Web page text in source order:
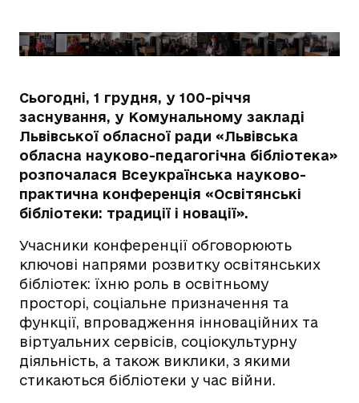
Сьогодні, 1 грудня, у 100-річчя
заснування, у Комунальному закладі
Львівської обласної ради «Львівська
обласна науково-педагогічна бібліотека»
розпочалася Всеукраїнська науково-
практична конференція «Освітянські
бібліотеки: традиції і новації».
Учасники конференції обговорюють
ключові напрями розвитку освітянських
бібліотек: їхню роль в освітньому
просторі, соціальне призначення та
функції, впровадження інноваційних та
віртуальних сервісів, соціокультурну
діяльність, а також виклики, з якими
стикаються бібліотеки у час війни.